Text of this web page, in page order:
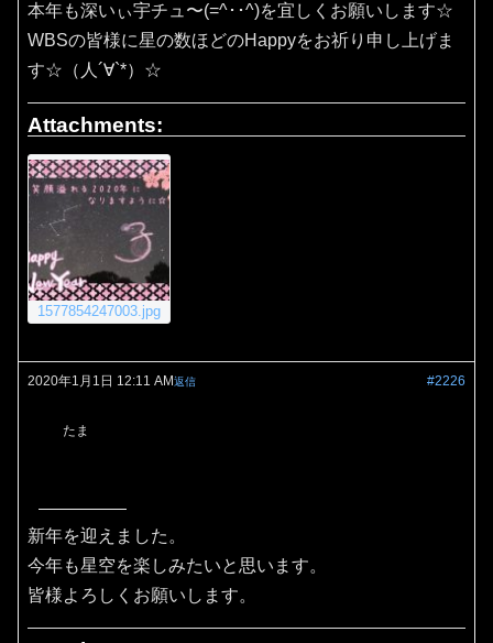
本年も深いぃ宇チュ〜(=^･･^)を宜しくお願いします☆
WBSの皆様に星の数ほどのHappyをお祈り申し上げま
す☆（人´∀`*）☆
Attachments:
1577854247003.jpg
2020年1月1日 12:11 AM #2226
返信
たま
新年を迎えました。
今年も星空を楽しみたいと思います。
皆様よろしくお願いします。